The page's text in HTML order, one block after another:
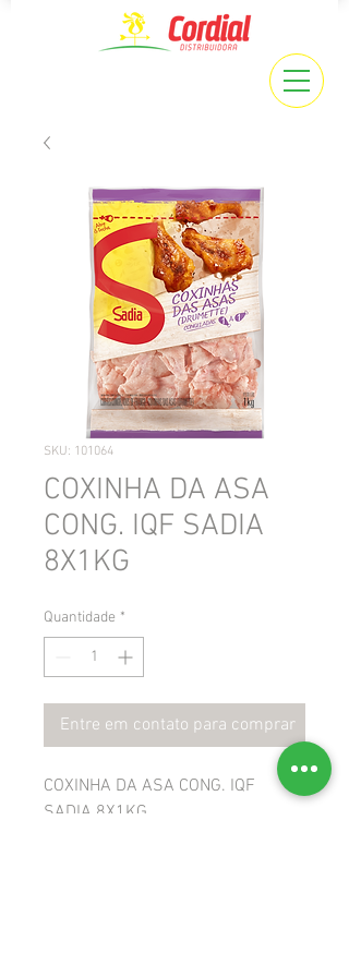
SKU: 101064
COXINHA DA ASA
CONG. IQF SADIA
8X1KG
Quantidade *
Entre em contato para comprar
COXINHA DA ASA CONG. IQF
SADIA 8X1KG